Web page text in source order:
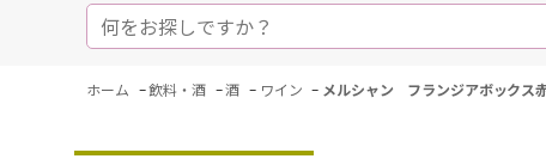
ホーム -飲料・酒 -酒 - ワイン - メルシャン フランジアボック